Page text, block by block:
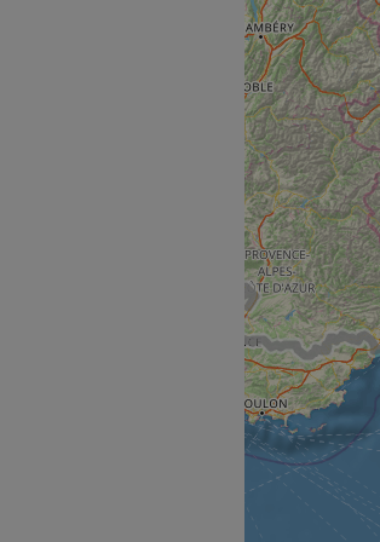
cf_chl_rc_i
__cf_bm
__cf_bm
AWSALBCORS
ASP.NET_SessionId
li_gc
CookieScriptConsent